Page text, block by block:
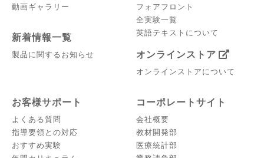
動画ギャラリー
新着情報一覧
製品に関するお知らせ
フォアフロント
全実験一覧
英語テキストについて
オンラインストア
オンラインストアについて
お客様サポート
よくある質問
指導要領との対応
おすすめ実験
コーポレートサイト
会社概要
教材開発部
医療統計部